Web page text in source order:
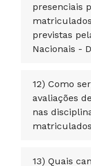
presenciais
previstas
Nacionais -
12) Como
avaliações
nas
13) Quais